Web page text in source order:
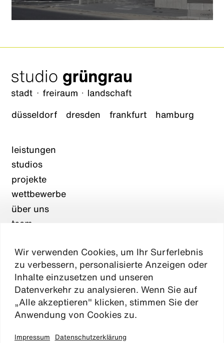
Wir verwenden Cookies, um Ihr Surferlebnis
zu verbessern, personalisierte Anzeigen oder
Inhalte einzusetzen und unseren
Datenverkehr zu analysieren. Wenn Sie auf
„Alle akzeptieren" klicken, stimmen Sie der
Anwendung von Cookies zu.
Impressum Datenschutzerklärung
düsseldorf dresden frankfurt hamburg
leistungen
studios
projekte
wettbewerbe
über uns
team
aktuelles
kontakt